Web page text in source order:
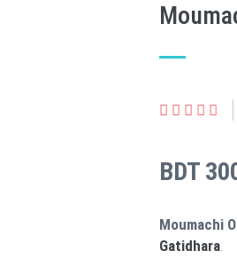
BDT
Moumachi
Gatidhara.